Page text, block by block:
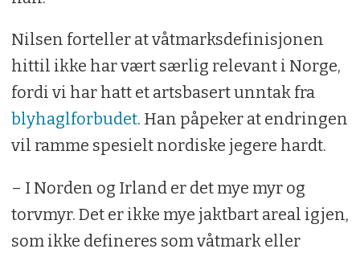
Nilsen forteller at våtmarksdefinisjonen
hittil ikke har vært særlig relevant i Norge,
fordi vi har hatt et artsbasert unntak fra
blyhaglforbudet. Han påpeker at endringen
vil ramme spesielt nordiske jegere hardt.
– I Norden og Irland er det mye myr og
torvmyr. Det er ikke mye jaktbart areal igjen,
som ikke defineres som våtmark eller